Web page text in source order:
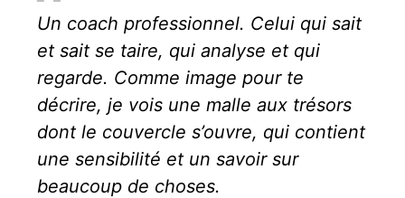
Un coach professionnel. Celui qui sait
et sait se taire, qui analyse et qui
regarde. Comme image pour te
décrire, je vois une malle aux trésors
dont le couvercle s’ouvre, qui contient
une sensibilité et un savoir sur
beaucoup de choses.